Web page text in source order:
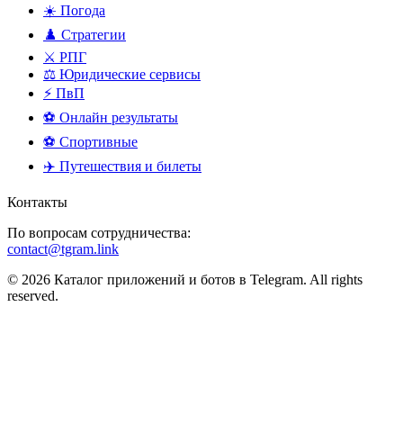
☀️ Погода
♟️ Стратегии
⚔️ РПГ
⚖️ Юридические сервисы
⚡ ПвП
⚽ Онлайн результаты
⚽ Спортивные
✈️ Путешествия и билеты
Контакты
По вопросам сотрудничества:
contact@tgram.link
© 2026 Каталог приложений и ботов в Telegram. All rights
reserved.